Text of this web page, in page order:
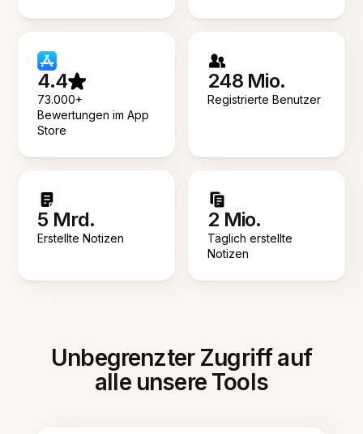
4.4
73.000+
Bewertungen im App
Store
248 Mio.
Registrierte Benutzer
5 Mrd.
Erstellte Notizen
2 Mio.
Täglich erstellte
Notizen
Unbegrenzter Zugriff auf
alle unsere Tools